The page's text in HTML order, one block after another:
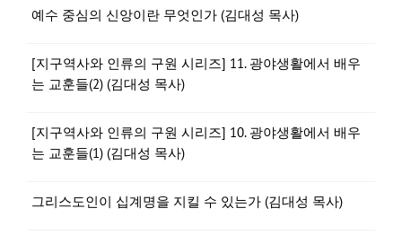
예수 중심의 신앙이란 무엇인가 (김대성 목사)
[지구역사와 인류의 구원 시리즈] 11. 광야생활에서 배우
는 교훈들(2) (김대성 목사)
[지구역사와 인류의 구원 시리즈] 10. 광야생활에서 배우
는 교훈들(1) (김대성 목사)
그리스도인이 십계명을 지킬 수 있는가 (김대성 목사)